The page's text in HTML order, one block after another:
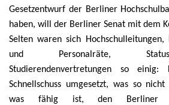
Gesetzentwurf der Berliner
haben, will der Berliner Senat mit dem
Selten waren sich Hochschulleitungen,
und Personalräte,
Studierendenvertretungen so
Schnellschuss umgesetzt, was so
was fähig ist, den Berliner